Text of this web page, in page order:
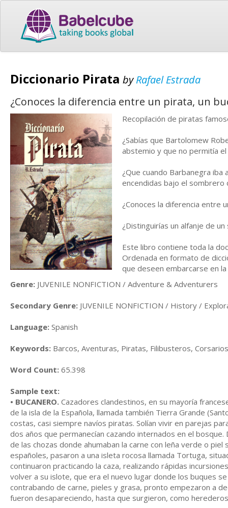
Diccionario Pirata byRafael Estrada
¿Conoces la diferencia entre un pirata, un
Recopilación de piratas
¿Sabías que Bartolomew
abstemio y que no permitía
¿Que cuando Barbanegra
encendidas bajo el
¿Conoces la diferencia entre
¿Distinguirías un alfanje de un
Este libro contiene toda la
Ordenada en formato de
que deseen embarcarse en
Genre: JUVENILE NONFICTION / Adventure & Adventurers
Secondary Genre: JUVENILE NONFICTION / History /
Language: Spanish
Keywords: Barcos, Aventuras, Piratas, Filibusteros,
Word Count: 65.398
Sample text:
• BUCANERO. Cazadores clandestinos, en su mayoría
de la isla de la Española, llamada también Tierra Grande
costas, casi siempre navíos piratas. Solían vivir en parejas
dos años que permanecían cazando internados en el
de las chozas donde ahumaban la carne con leña verde o
españoles, pasaron a una isleta rocosa llamada Tortuga,
continuaron practicando la caza, realizando rápidas
volver a su islote, que era el nuevo lugar donde los buques
contrabando de carne, pieles y grasa, pronto empezaron a
fueron desapareciendo, hasta que surgieron, como